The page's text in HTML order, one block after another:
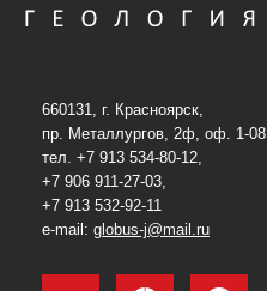
660131, г. Красноярск,
пр. Металлургов, 2ф, оф. 1-08
тел. +7 913 534-80-12,
+7 906 911-27-03,
+7 913 532-92-11
e-mail: globus-j@mail.ru